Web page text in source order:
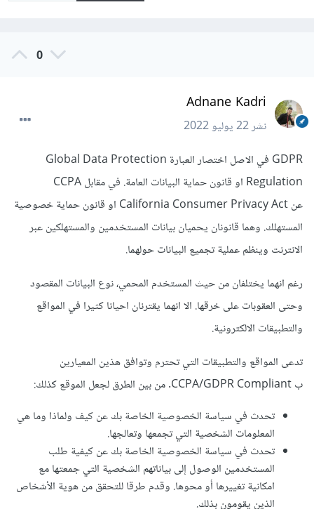
0
Adnane Kadri
نشر22 يوليو 2022
GDPR في الاصل اختصار العبارة Global Data Protection
Regulation او قانون حماية البيانات العامة. في مقابل CCPA
عن California Consumer Privacy Act او قانون حماية خصوصية
المستهلك. وهما قانونان يحميان بيانات المستخدمين والمستهلكين عبر
الانترنت وينظم عملية تجميع البيانات حولهما.
رغم انهما يختلفان من حيث المستخدم المحمي، نوع البيانات المقصود
وحتى العقوبات على خرقها. الا انهما يقترنان احيانا كثيرا في المواقع
والتطبيقات الالكترونية.
تدعى المواقع والتطبيقات التي تحترم وتوافق هذين المعيارين
ب CCPA/GDPR Compliant. من بين الطرق لجعل الموقع كذلك:
تحدث في سياسة الخصوصية الخاصة بك عن كيف ولماذا وما هي
المعلومات الشخصية التي تجمعها وتعالجها.
تحدث في سياسة الخصوصية الخاصة بك عن كيفية طلب
المستخدمين الوصول إلى بياناتهم الشخصية التي جمعتها مع
امكانية تغييرها أو محوها. وقدم طرقا للتحقق من هوية الأشخاص
الذين يقومون بذلك.